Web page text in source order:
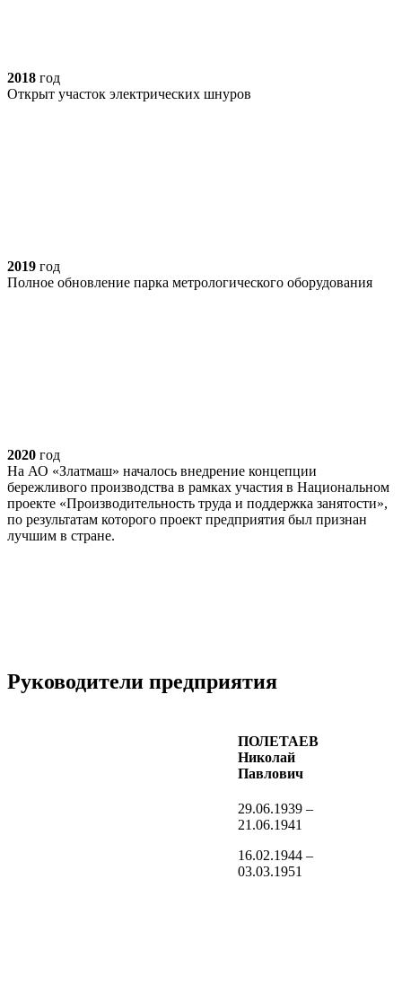
2018 год
Открыт участок электрических шнуров
2019 год
Полное обновление парка метрологического оборудования
2020 год
На АО «Златмаш» началось внедрение концепции
бережливого производства в рамках участия в Национальном
проекте «Производительность труда и поддержка занятости»,
по результатам которого проект предприятия был признан
лучшим в стране.
Руководители предприятия
ПОЛЕТАЕВ
Николай
Павлович
29.06.1939 –
21.06.1941
16.02.1944 –
03.03.1951